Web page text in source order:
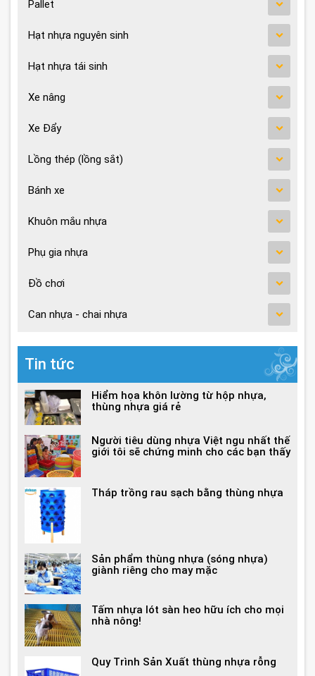
Pallet
Hạt nhựa nguyên sinh
Hạt nhựa tái sinh
Xe nâng
Xe Đẩy
Lồng thép (lồng sắt)
Bánh xe
Khuôn mắu nhựa
Phụ gia nhựa
Đồ chơi
Can nhựa - chai nhựa
Tin tức
Hiểm họa khôn lường từ hộp nhựa,
thùng nhựa giá rẻ
Người tiêu dùng nhựa Việt ngu nhất thế
giới tôi sẽ chứng minh cho các bạn thấy
Tháp trồng rau sạch bằng thùng nhựa
Sản phẩm thùng nhựa (sóng nhựa)
giành riêng cho may mặc
Tấm nhựa lót sàn heo hữu ích cho mọi
nhà nông!
Quy Trình Sản Xuất thùng nhựa rỗng